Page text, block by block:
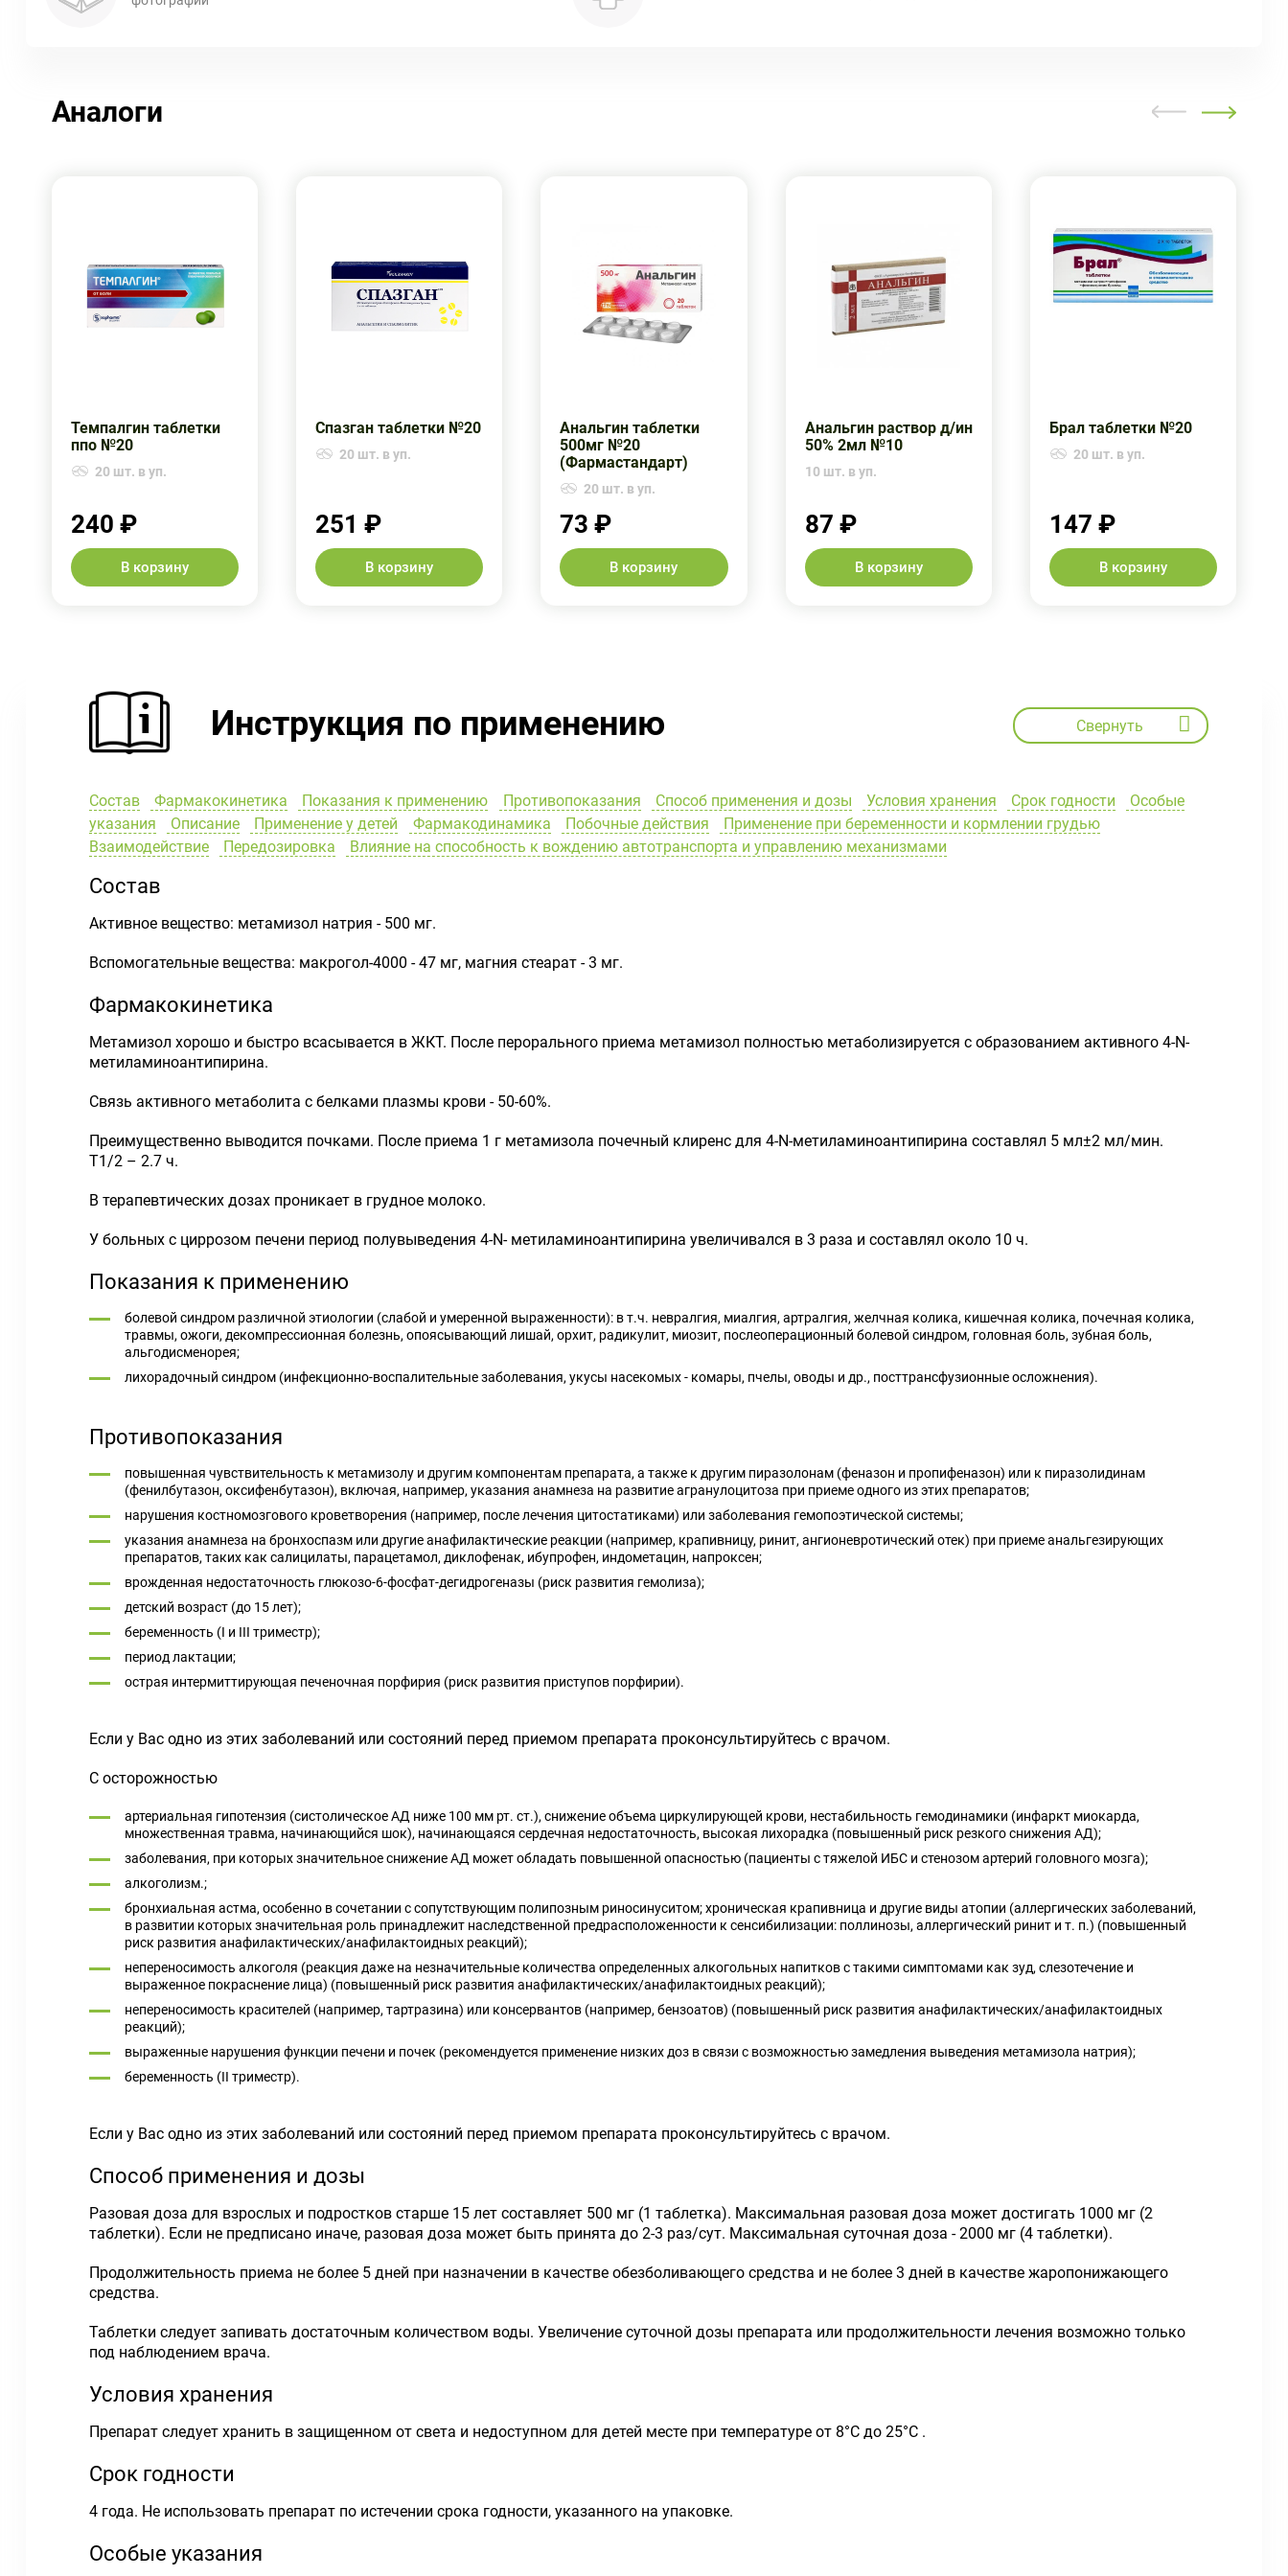
Аналоги
Темпалгин таблетки
ппо №20
20 шт. в уп.
240 ₽
В корзину
Спазган таблетки №20
20 шт. в уп.
251 ₽
В корзину
Анальгин таблетки
500мг №20
(Фармастандарт)
20 шт. в уп.
73 ₽
В корзину
Анальгин раствор д/ин
50% 2мл №10
10 шт. в уп.
87 ₽
В корзину
Брал таблетки №20
20 шт. в уп.
147 ₽
В корзину
Инструкция по применению Свернуть
Состав Фармакокинетика Показания к применению Противопоказания Способ применения и дозы Условия хранения Срок годности
Особые
указания
Описание Применение у детей Фармакодинамика Побочные действия
Применение при беременности и кормлении грудью
Взаимодействие
Передозировка Влияние на способность к вождению автотранспорта и управлению механизмами
Состав
Активное вещество: метамизол натрия - 500 мг.
Вспомогательные вещества: макрогол-4000 - 47 мг, магния стеарат - 3 мг.
Фармакокинетика
Метамизол хорошо и быстро всасывается в ЖКТ. После перорального приема метамизол полностью метаболизируется с образованием активного 4-N-
метиламиноантипирина.
Связь активного метаболита с белками плазмы крови - 50-60%.
Преимущественно выводится почками. После приема 1 г метамизола почечный клиренс для 4-N-метиламиноантипирина составлял 5 мл±2 мл/мин.
T1/2 – 2.7 ч.
В терапевтических дозах проникает в грудное молоко.
У больных с циррозом печени период полувыведения 4-N- метиламиноантипирина увеличивался в 3 раза и составлял около 10 ч.
Показания к применению
болевой синдром различной этиологии (слабой и умеренной выраженности): в т.ч. невралгия, миалгия, артралгия, желчная колика, кишечная колика, почечная колика,
травмы, ожоги, декомпрессионная болезнь, опоясывающий лишай, орхит, радикулит, миозит, послеоперационный болевой синдром, головная боль, зубная боль,
альгодисменорея;
лихорадочный синдром (инфекционно-воспалительные заболевания, укусы насекомых - комары, пчелы, оводы и др., посттрансфузионные осложнения).
Противопоказания
повышенная чувствительность к метамизолу и другим компонентам препарата, а также к другим пиразолонам (феназон и пропифеназон) или к пиразолидинам
(фенилбутазон, оксифенбутазон), включая, например, указания анамнеза на развитие агранулоцитоза при приеме одного из этих препаратов;
нарушения костномозгового кроветворения (например, после лечения цитостатиками) или заболевания гемопоэтической системы;
указания анамнеза на бронхоспазм или другие анафилактические реакции (например, крапивницу, ринит, ангионевротический отек) при приеме анальгезирующих
препаратов, таких как салицилаты, парацетамол, диклофенак, ибупрофен, индометацин, напроксен;
врожденная недостаточность глюкозо-6-фосфат-дегидрогеназы (риск развития гемолиза);
детский возраст (до 15 лет);
беременность (I и III триместр);
период лактации;
острая интермиттирующая печеночная порфирия (риск развития приступов порфирии).
Если у Вас одно из этих заболеваний или состояний перед приемом препарата проконсультируйтесь с врачом.
С осторожностью
артериальная гипотензия (систолическое АД ниже 100 мм рт. ст.), снижение объема циркулирующей крови, нестабильность гемодинамики (инфаркт миокарда,
множественная травма, начинающийся шок), начинающаяся сердечная недостаточность, высокая лихорадка (повышенный риск резкого снижения АД);
заболевания, при которых значительное снижение АД может обладать повышенной опасностью (пациенты с тяжелой ИБС и стенозом артерий головного мозга);
алкоголизм.;
бронхиальная астма, особенно в сочетании с сопутствующим полипозным риносинуситом; хроническая крапивница и другие виды атопии (аллергических заболеваний,
в развитии которых значительная роль принадлежит наследственной предрасположенности к сенсибилизации: поллинозы, аллергический ринит и т. п.) (повышенный
риск развития анафилактических/анафилактоидных реакций);
непереносимость алкоголя (реакция даже на незначительные количества определенных алкогольных напитков с такими симптомами как зуд, слезотечение и
выраженное покраснение лица) (повышенный риск развития анафилактических/анафилактоидных реакций);
непереносимость красителей (например, тартразина) или консервантов (например, бензоатов) (повышенный риск развития анафилактических/анафилактоидных
реакций);
выраженные нарушения функции печени и почек (рекомендуется применение низких доз в связи с возможностью замедления выведения метамизола натрия);
беременность (II триместр).
Если у Вас одно из этих заболеваний или состояний перед приемом препарата проконсультируйтесь с врачом.
Способ применения и дозы
Разовая доза для взрослых и подростков старше 15 лет составляет 500 мг (1 таблетка). Максимальная разовая доза может достигать 1000 мг (2
таблетки). Если не предписано иначе, разовая доза может быть принята до 2-3 раз/сут. Максимальная суточная доза - 2000 мг (4 таблетки).
Продолжительность приема не более 5 дней при назначении в качестве обезболивающего средства и не более 3 дней в качестве жаропонижающего
средства.
Таблетки следует запивать достаточным количеством воды. Увеличение суточной дозы препарата или продолжительности лечения возможно только
под наблюдением врача.
Условия хранения
Препарат следует хранить в защищенном от света и недоступном для детей месте при температуре от 8°С до 25°С .
Срок годности
4 года. Не использовать препарат по истечении срока годности, указанного на упаковке.
Особые указания